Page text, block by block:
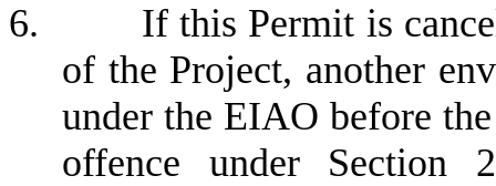
6.
If this Permit is
of the Project, another
under the EIAO before
offence under